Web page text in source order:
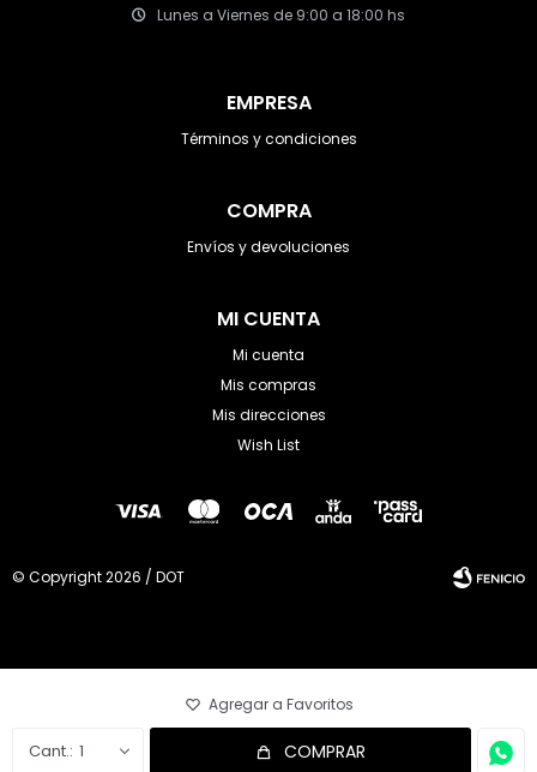
1 COMPRAR
Lunes a Viernes de 9:00 a 18:00 hs
EMPRESA
Términos y condiciones
COMPRA
Envíos y devoluciones
MI CUENTA
Mi cuenta
Mis compras
Mis direcciones
Wish List
© Copyright 2026 / DOT
Fenicio